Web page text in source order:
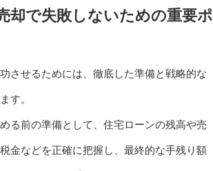
却で失敗しないための重要ポ
させるためには、徹底した準備と戦略的な
す。
る前の準備として、住宅ローンの残高や売
金などを正確に把握し、最終的な手残り額